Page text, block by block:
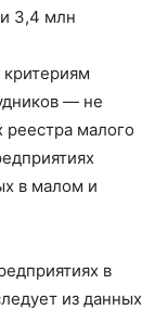
3,4 млн
— не
реестра малого
в малом и
в
из данных